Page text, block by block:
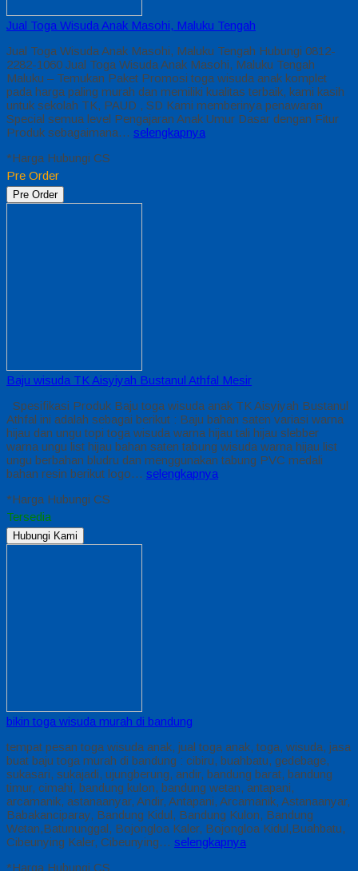
Jual Toga Wisuda Anak Masohi, Maluku Tengah
Jual Toga Wisuda Anak Masohi, Maluku Tengah Hubungi 0812-
2282-1060 Jual Toga Wisuda Anak Masohi, Maluku Tengah
Maluku – Temukan Paket Promosi toga wisuda anak komplet
pada harga paling murah dan memiliki kualitas terbaik, kami kasih
untuk sekolah TK, PAUD , SD Kami memberinya penawaran
Special semua level Pengajaran Anak Umur Dasar dengan Fitur
Produk sebagaimana… selengkapnya
*Harga Hubungi CS
Pre Order
Pre Order
Baju wisuda TK Aisyiyah Bustanul Athfal Mesir
Spesifikasi Produk Baju toga wisuda anak TK Aisyiyah Bustanul
Athfal ini adalah sebagai berikut : Baju bahan saten variasi warna
hijau dan ungu topi toga wisuda warna hijau tali hijau slebber
warna ungu list hijau bahan saten tabung wisuda warna hijau list
ungu berbahan bludru dan menggunakan tabung PVC medali
bahan resin berikut logo… selengkapnya
*Harga Hubungi CS
Tersedia
Hubungi Kami
bikin toga wisuda murah di bandung
tempat pesan toga wisuda anak, jual toga anak, toga, wisuda, jasa
buat baju toga murah di bandung : cibiru, buahbatu, gedebage,
sukasari, sukajadi, ujungberung, andir, bandung barat, bandung
timur, cimahi, bandung kulon, bandung wetan, antapani,
arcamanik, astanaanyar, Andir, Antapani, Arcamanik, Astanaanyar,
Babakanciparay, Bandung Kidul, Bandung Kulon, Bandung
Wetan,Batununggal, Bojongloa Kaler, Bojongloa Kidul,Buahbatu,
Cibeunying Kaler, Cibeunying… selengkapnya
*Harga Hubungi CS